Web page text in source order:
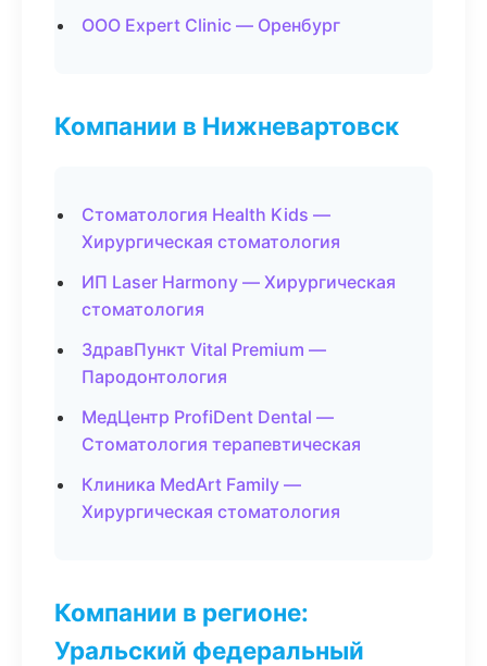
ООО Expert Clinic — Оренбург
Компании в Нижневартовск
Стоматология Health Kids —
Хирургическая стоматология
ИП Laser Harmony — Хирургическая
стоматология
ЗдравПункт Vital Premium —
Пародонтология
МедЦентр ProfiDent Dental —
Стоматология терапевтическая
Клиника MedArt Family —
Хирургическая стоматология
Компании в регионе:
Уральский федеральный